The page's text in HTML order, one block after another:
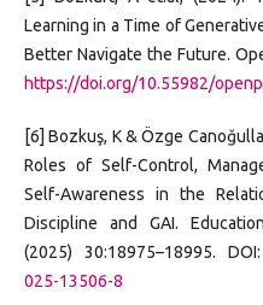
Learning in a Time of
Better Navigate the Future.
https://doi.org/10.55982/
[6] Bozkuş, K & Özge
Roles of Self-Control,
Self-Awareness in the
Discipline and GAI.
(2025) 30:18975–18995. DOI:
025-13506-8